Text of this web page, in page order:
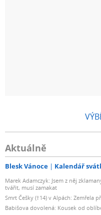
Aktuálně
Blesk Vánoce Kalendář
Marek Adamczyk: Jsem z něj
tvářit, musí zamakat
Smrt Češky (†14) v Alpách: Zemřela
Babišova dovolená: Kousek od